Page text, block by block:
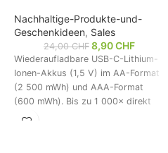
Nachhaltige-Produkte-und-
Geschenkideen, Sales
24,00CHF 8,90CHF
Wiederaufladbare USB-C-Lithium-
Ionen-Akkus (1,5 V) im AA-Format
(2 500 mWh) und AAA-Format
(600 mWh). Bis zu 1 000× direkt
per USB-C wiederaufladbar – ganz